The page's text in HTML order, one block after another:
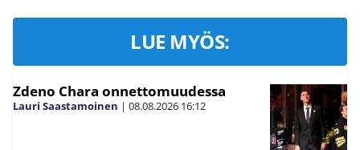
LUE MYÖS:
Zdeno Chara onnettomuudessa
Lauri Saastamoinen | 08.08.2026 16:12